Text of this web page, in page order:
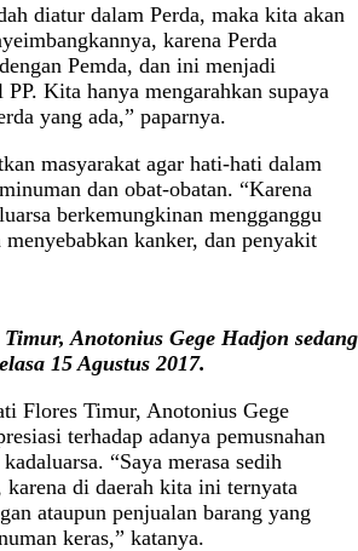
diatur dalam Perda, maka kita akan
karena Perda
Pemda, dan ini menjadi
PP. Kita hanya mengarahkan supaya
yang ada,” paparnya.
masyarakat agar hati-hati dalam
dan obat-obatan. “Karena
berkemungkinan mengganggu
kanker, dan penyakit
Anotonius Gege Hadjon
15 Agustus 2017.
Flores Timur, Anotonius Gege
terhadap adanya pemusnahan
“Saya merasa sedih
karena di daerah kita ini ternyata
ataupun penjualan barang yang
keras,” katanya.